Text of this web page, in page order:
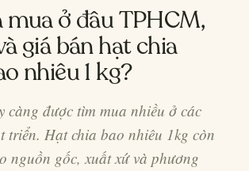
ở đâu TPHCM,
giá bán hạt chia
nhiêu 1 kg?
càng được tìm mua nhiều ở các
triển. Hạt chia bao nhiêu 1kg còn
nguồn gốc, xuất xứ và phương